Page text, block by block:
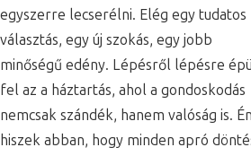
egyszerre lecserélni. Elég egy tudatos
választás, egy új szokás, egy jobb
minőségű edény. Lépésről lépésre
fel az a háztartás, ahol a gondoskodás
nemcsak szándék, hanem valóság is. Én
hiszek abban, hogy minden apró